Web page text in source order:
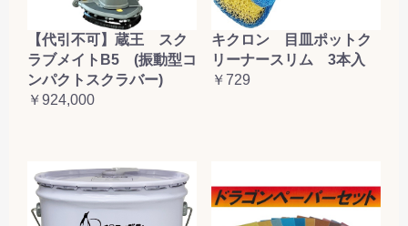
【代引不可】蔵王 スク
ラブメイトB5 (振動型コ
ンパクトスクラバー)
￥924,000
キクロン 目皿ポットク
リーナースリム 3本入
￥729